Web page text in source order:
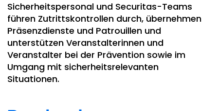
Sicherheitspersonal und Securitas-Teams
führen Zutrittskontrollen durch, übernehmen
Präsenzdienste und Patrouillen und
unterstützen Veranstalterinnen und
Veranstalter bei der Prävention sowie im
Umgang mit sicherheitsrelevanten
Situationen.